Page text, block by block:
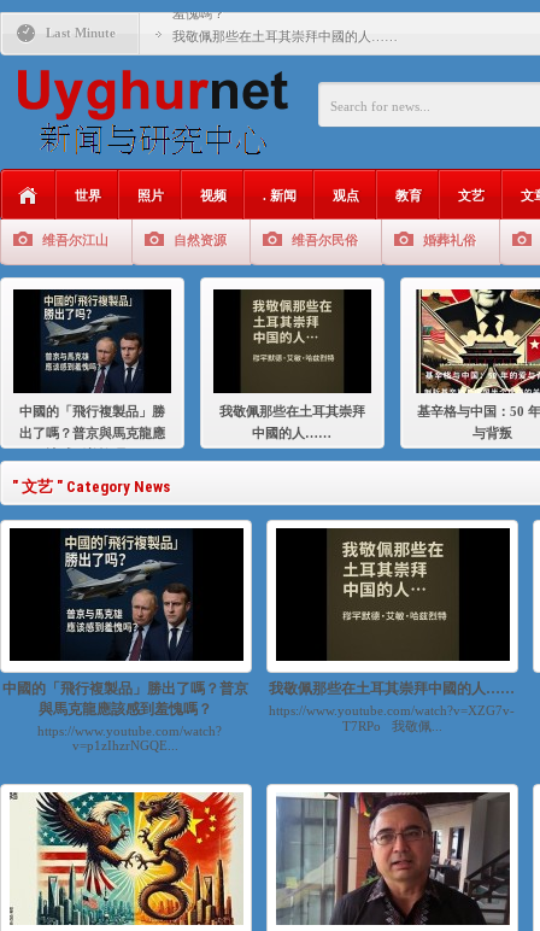
Last Minute
羞愧嗎？
我敬佩那些在土耳其崇拜中國的人……
基辛格与中国：50 年的爱与背叛
年的百年關係
大一统情结使魏京生失去理智 / 伊利夏提
伊利夏提：在自责与内疚中的挣扎
伊利夏提：消失在集中营的红衣女孩
伊利夏提：维吾尔种族灭绝
世界 照片 视频 . 新闻 观点 教育 文艺 文
维吾尔江山 自然资源 维吾尔民俗 婚葬礼俗
中國的「飛行複製品」勝
出了嗎？普京與馬克龍應
我敬佩那些在土耳其崇拜
中國的人……
基辛格与中国：50
与背叛
" 文艺 " Category News
中國的「飛行複製品」勝出了嗎？普京
與馬克龍應該感到羞愧嗎？
https://www.youtube.com/watch?
v=p1zIhzrNGQE...
我敬佩那些在土耳其崇拜中國的人……
https://www.youtube.com/watch?v=XZG7v-
T7RPo 我敬佩...